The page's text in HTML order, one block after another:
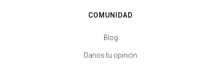
COMUNIDAD
Blog
Danos tu opinión